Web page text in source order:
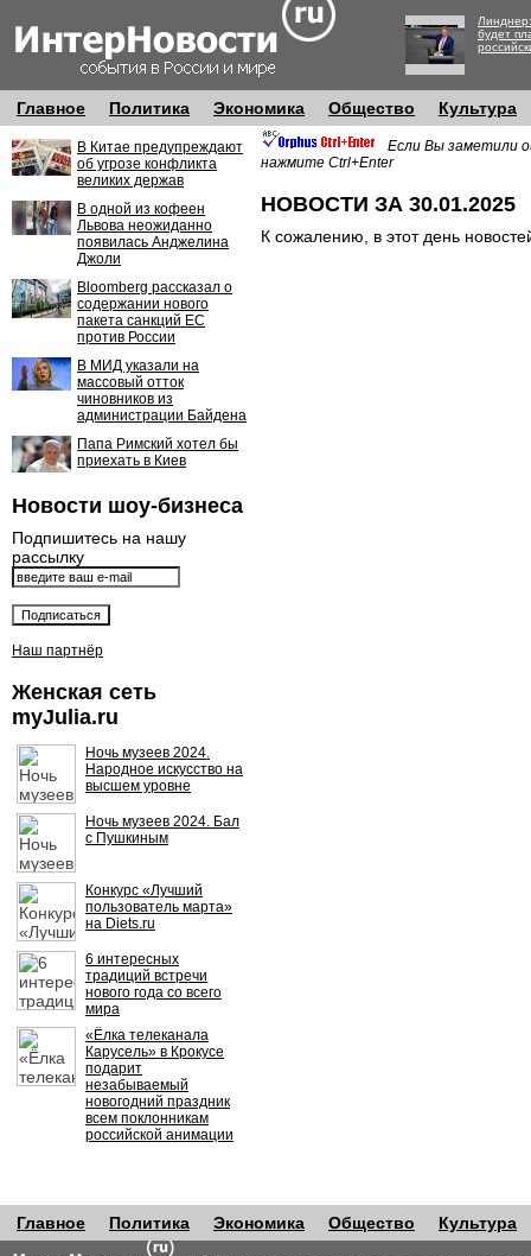
будет
Главное Политика Экономика Общество Культура
В Китае предупреждают
об угрозе конфликта
великих держав
В одной из кофеен
Львова неожиданно
появилась Анджелина
Джоли
Bloomberg рассказал о
содержании нового
пакета санкций ЕС
против России
В МИД указали на
массовый отток
чиновников из
администрации Байдена
Папа Римский хотел бы
приехать в Киев
Новости шоу-бизнеса
Подпишитесь на нашу
рассылку
Наш партнёр
Женская сеть
myJulia.ru
Ночь музеев 2024.
Народное искусство на
высшем уровне
Ночь музеев 2024. Бал
с Пушкиным
Конкурс «Лучший
пользователь марта»
на Diets.ru
6 интересных
традиций встречи
нового года со всего
мира
«Ёлка телеканала
Карусель» в Крокусе
подарит
незабываемый
новогодний праздник
всем поклонникам
российской анимации
Если Вы заметили
нажмите Ctrl+Enter
НОВОСТИ ЗА 30.01.2025
К сожалению, в этот день
Главное Политика Экономика Общество Культура